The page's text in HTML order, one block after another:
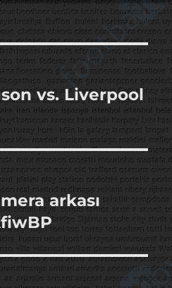
vs. Liverpool
arkası